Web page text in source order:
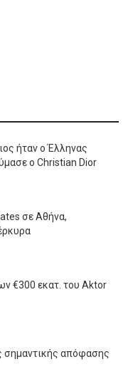
ήταν ο Έλληνας
ο Christian Dior
σε Αθήνα,
€300 εκατ. του Aktor
σημαντικής απόφασης